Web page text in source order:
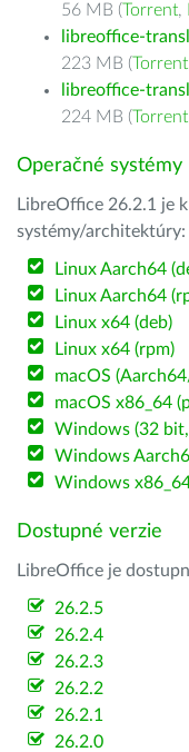
56 MB (Torrent,
libreoffice-
223 MB (Torrent
libreoffice-
224 MB (Torrent
Operačné systémy
LibreOffice 26.2.1 je
systémy/architektúry:
Linux Aarch64
Linux Aarch64
Linux x64 (deb)
Linux x64 (rpm)
macOS
macOS x86_64
Windows (32
Windows
Windows
Dostupné verzie
LibreOffice je
26.2.5
26.2.4
26.2.3
26.2.2
26.2.1
26.2.0